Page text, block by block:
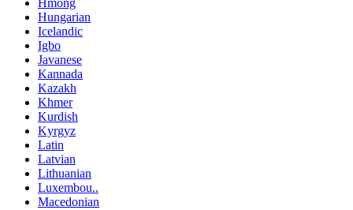
Hmong
Hungarian
Icelandic
Igbo
Javanese
Kannada
Kazakh
Khmer
Kurdish
Kyrgyz
Latin
Latvian
Lithuanian
Luxembou..
Macedonian